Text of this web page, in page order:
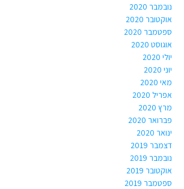
נובמבר 2020
אוקטובר 2020
ספטמבר 2020
אוגוסט 2020
יולי 2020
יוני 2020
מאי 2020
אפריל 2020
מרץ 2020
פברואר 2020
ינואר 2020
דצמבר 2019
נובמבר 2019
אוקטובר 2019
ספטמבר 2019